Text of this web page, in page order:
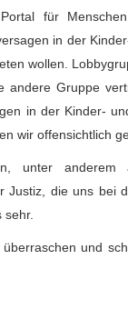
für
in der
wollen.
andere Gruppe
in der Kinder-
wir offensichtlich
unter
Justiz, die uns bei
und